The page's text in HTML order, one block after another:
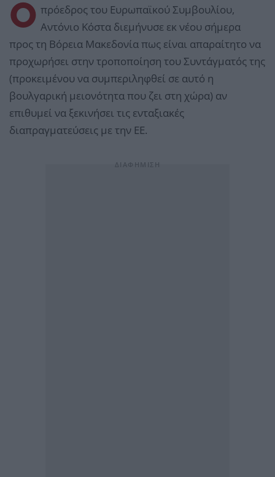
Ο πρόεδρος του Ευρωπαϊκού Συμβουλίου,
Αντόνιο Κόστα διεμήνυσε εκ νέου σήμερα
προς τη Βόρεια Μακεδονία πως είναι απαραίτητο να
προχωρήσει στην τροποποίηση του Συντάγματός της
(προκειμένου να συμπεριληφθεί σε αυτό η
βουλγαρική μειονότητα που ζει στη χώρα) αν
επιθυμεί να ξεκινήσει τις ενταξιακές
διαπραγματεύσεις με την ΕΕ.